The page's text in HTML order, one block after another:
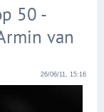
50 -
van
26/06/11, 15:16